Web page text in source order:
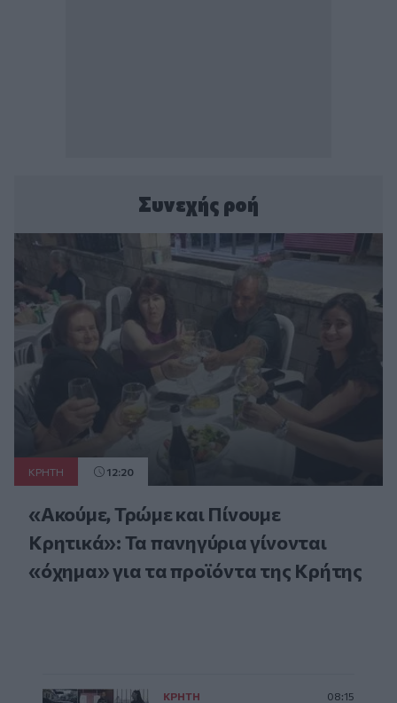
Συνεχής ροή
ΚΡΗΤΗ 12:20
«Ακούμε, Τρώμε και Πίνουμε
Κρητικά»: Τα πανηγύρια γίνονται
«όχημα» για τα προϊόντα της Κρήτης
ΚΡΗΤΗ 08:15